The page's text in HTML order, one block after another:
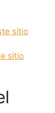
sítio
sítio